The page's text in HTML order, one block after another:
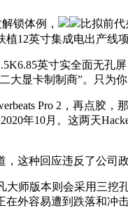
锁体例，
比拟前
12英寸集成电出产线项
英寸实全面无孔
显卡制制商”。只为你
Pro 2，再点胶，
年10月。这两天
种回应违反了公司政
师版本则会采用三
外容易遭到跌落和